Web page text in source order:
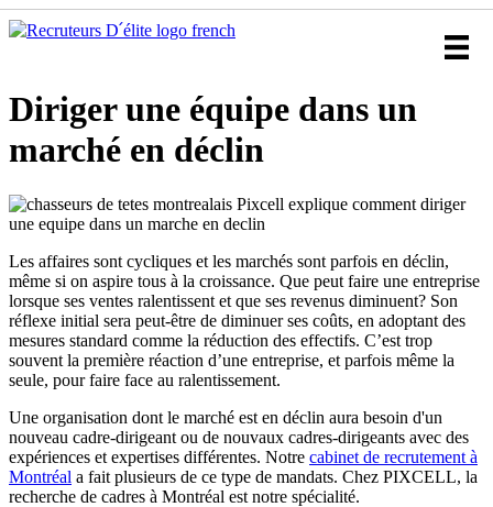
Diriger une équipe dans un
marché en déclin
Les affaires sont cycliques et les marchés sont parfois en déclin,
même si on aspire tous à la croissance. Que peut faire une entreprise
lorsque ses ventes ralentissent et que ses revenus diminuent? Son
réflexe initial sera peut-être de diminuer ses coûts, en adoptant des
mesures standard comme la réduction des effectifs. C’est trop
souvent la première réaction d’une entreprise, et parfois même la
seule, pour faire face au ralentissement.
Une organisation dont le marché est en déclin aura besoin d'un
nouveau cadre-dirigeant ou de nouvaux cadres-dirigeants avec des
expériences et expertises différentes. Notre cabinet de recrutement à
Montréal a fait plusieurs de ce type de mandats. Chez PIXCELL, la
recherche de cadres à Montréal est notre spécialité.